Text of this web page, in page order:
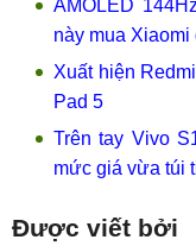
AMOLED
này mua Xiaomi
Xuất hiện
Pad 5
Trên tay Vivo
mức giá vừa túi
Được viết bởi